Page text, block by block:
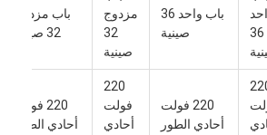
36
باب واحد 36
صينية
مزدوج
32
صينية
باب مزدوج
32 صينية
220 فولت
أحادي الطور
220
فولت
أحادي
220 فولت
أحادي الطور